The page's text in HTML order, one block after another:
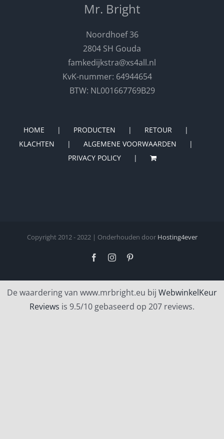
Mr. Bright
Noordhoef 36
2804 SH Gouda
famkedijkstra@xs4all.nl
KvK-nummer: 64944654
BTW: NL001667769B29
HOME PRODUCTEN
RETOUR
KLACHTEN
ALGEMENE VOORWAARDEN
PRIVACY POLICY
Copyright 2012 - 2022 | Onderhouden door Hosting4ever
FacebookInstagram
De waardering van www.mrbright.eu bij WebwinkelKeur
Reviews is 9.5/10 gebaseerd op 207 reviews.